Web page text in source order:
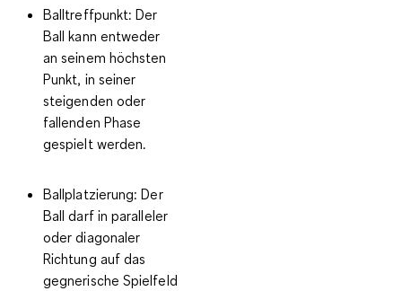
Balltreffpunkt: Der
Ball kann entweder
an seinem höchsten
Punkt, in seiner
steigenden oder
fallenden Phase
gespielt werden.
Ballplatzierung: Der
Ball darf in paralleler
oder diagonaler
Richtung auf das
gegnerische Spielfeld